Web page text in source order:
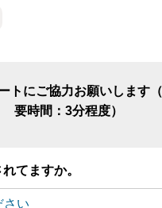
トにご協力お願いします
要時間：3分程度）
てますか。